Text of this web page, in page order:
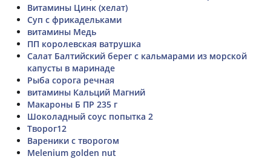
Витамины Цинк (хелат)
Суп с фрикадельками
витамины Медь
ПП королевская ватрушка
Салат Балтийский берег с кальмарами из морской
капусты в маринаде
Рыба сорога речная
витамины Кальций Магний
Макароны Б ПР 235 г
Шоколадный соус попытка 2
Творог12
Вареники с творогом
Melenium golden nut